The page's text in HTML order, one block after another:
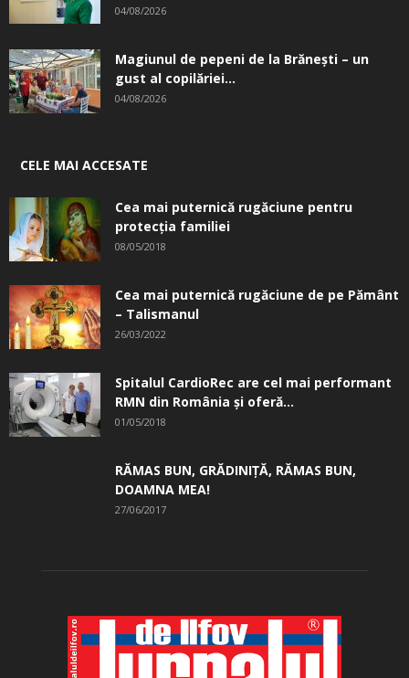
04/08/2026
Magiunul de pepeni de la Brăneşti – un
gust al copilăriei...
04/08/2026
CELE MAI ACCESATE
Cea mai puternică rugăciune pentru
protecția familiei
08/05/2018
Cea mai puternică rugăciune de pe Pământ
– Talismanul
26/03/2022
Spitalul CardioRec are cel mai performant
RMN din România și oferă...
01/05/2018
RĂMAS BUN, GRĂDINIŢĂ, ­RĂMAS BUN,
DOAMNA MEA!
27/06/2017